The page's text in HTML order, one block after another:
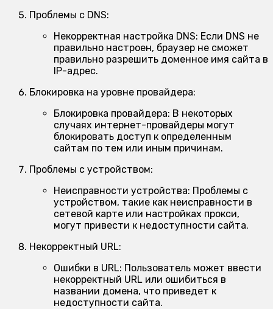
Проблемы с DNS:
Некорректная настройка DNS: Если DNS не
правильно настроен, браузер не сможет
правильно разрешить доменное имя сайта в
IP-адрес.
Блокировка на уровне провайдера:
Блокировка провайдера: В некоторых
случаях интернет-провайдеры могут
блокировать доступ к определенным
сайтам по тем или иным причинам.
Проблемы с устройством:
Неисправности устройства: Проблемы с
устройством, такие как неисправности в
сетевой карте или настройках прокси,
могут привести к недоступности сайта.
Некорректный URL:
Ошибки в URL: Пользователь может ввести
некорректный URL или ошибиться в
названии домена, что приведет к
недоступности сайта.